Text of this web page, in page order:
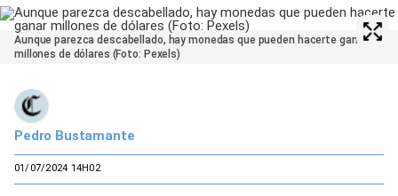
Aunque parezca descabellado, hay monedas que pueden hacerte ganar
millones de dólares (Foto: Pexels)
Pedro Bustamante
01/07/2024 14H02